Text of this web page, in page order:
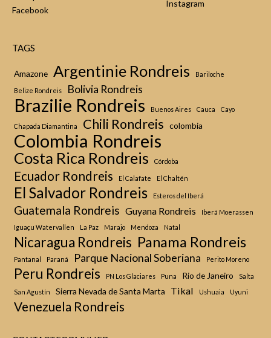
TAGS
Amazone Argentinie Rondreis Bariloche
Belize Rondreis Bolivia Rondreis
Brazilie Rondreis Buenos Aires Cauca Cayo
Chapada Diamantina Chili Rondreis colombia
Colombia Rondreis
Costa Rica Rondreis Córdoba
Ecuador Rondreis El Calafate El Chaltén
El Salvador Rondreis Esteros del Iberá
Guatemala Rondreis Guyana Rondreis
Iberá Moerassen
Iguaçu Watervallen
La Paz Marajo Mendoza Natal
Nicaragua Rondreis Panama Rondreis
Pantanal Paraná Parque Nacional Soberiana Perito Moreno
Peru Rondreis PN Los Glaciares Puna Rio de Janeiro
Salta
San Agustín
Sierra Nevada de Santa Marta Tikal Ushuaia Uyuni
Venezuela Rondreis